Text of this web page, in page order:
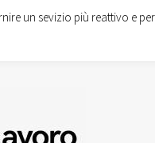
un sevizio più reattivo e